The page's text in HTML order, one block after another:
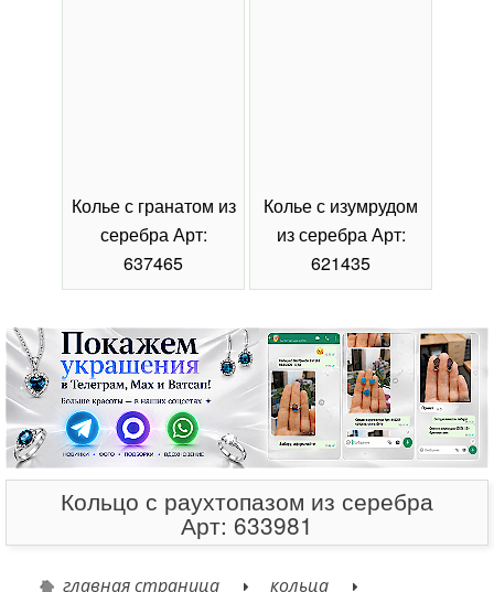
Колье с гранатом из
серебра Арт:
637465
Колье с изумрудом
из серебра Арт:
621435
Кольцо с раухтопазом из серебра
Арт: 633981
главная страница
кольца